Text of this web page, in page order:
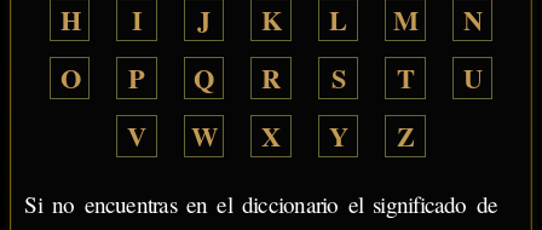
H
I J K L M
N
O
P Q R S T
U
V
W X Y Z
Si no encuentras en el diccionario el significado de